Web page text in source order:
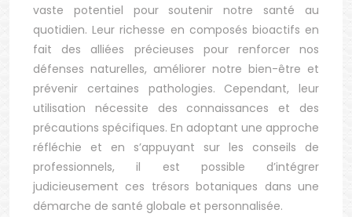
vaste potentiel pour soutenir notre santé au
quotidien. Leur richesse en composés bioactifs en
fait des alliées précieuses pour renforcer nos
défenses naturelles, améliorer notre bien-être et
prévenir certaines pathologies. Cependant, leur
utilisation nécessite des connaissances et des
précautions spécifiques. En adoptant une approche
réfléchie et en s’appuyant sur les conseils de
professionnels, il est possible d’intégrer
judicieusement ces trésors botaniques dans une
démarche de santé globale et personnalisée.